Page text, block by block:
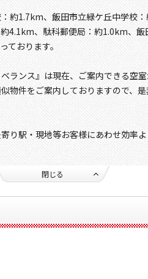
約1.7km、飯田市立緑ケ丘中学校
4.1km、駄科郵便局：約1.0km、飯
ております。
ランス』は現在、ご案内できる空室
物件をご案内しておりますので、
り駅・現地等お客様にあわせ効率
閉じる